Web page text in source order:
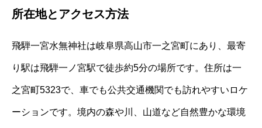
所在地とアクセス方法
飛騨一宮水無神社は岐阜県高山市一之宮町にあり、最寄
り駅は飛騨一ノ宮駅で徒歩約5分の場所です。住所は一
之宮町5323で、車でも公共交通機関でも訪れやすいロケ
ーションです。境内の森や川、山道など自然豊かな環境